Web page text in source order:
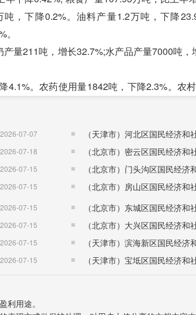
，下降0.2%。油料产量1.2万吨，下降
211吨，增长32.7%;水产品产量7000吨，
。农药使用量1842吨，下降2.3%。农
业务收入73亿元;实现利润总额3.53亿元
增长1.4%，商品混凝土下降13%，鲜、冷藏
筑企业房屋建筑施工面积324.55万平方米
长6.6%;交通运输、仓储和邮政业增加值
亿元，增长13.6%;房地产业增加值28.83
2026-07-07
2026-07-18
2026-07-15
2026-07-15
2026-07-15
2026-07-15
2026-07-15
2026-07-15
用途。